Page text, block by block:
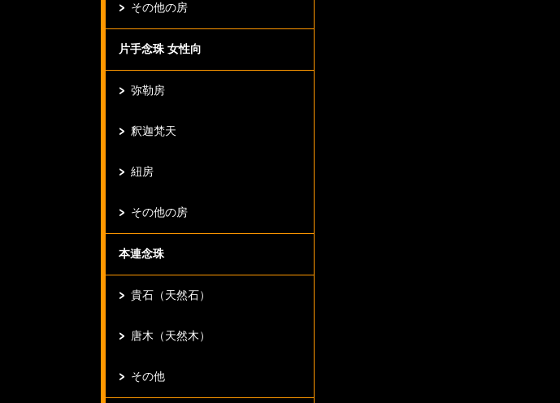
その他の房
片手念珠 女性向
弥勒房
釈迦梵天
紐房
その他の房
本連念珠
貴石（天然石）
唐木（天然木）
その他